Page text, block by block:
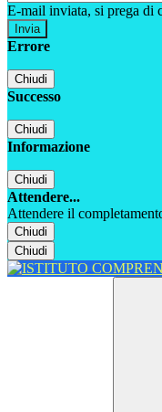
E-mail inviata, si prega di
Errore
Chiudi
Successo
Chiudi
Informazione
Chiudi
Attendere...
Attendere il
Chiudi
Chiudi